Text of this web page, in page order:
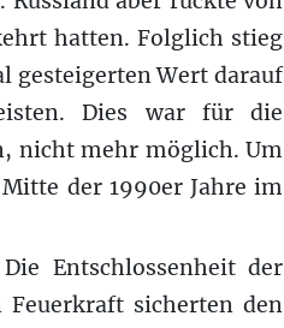
hatten. Folglich stieg
gesteigerten Wert darauf
Dies war für die
nicht mehr möglich. Um
der 1990er Jahre im
Entschlossenheit der
Feuerkraft sicherten den